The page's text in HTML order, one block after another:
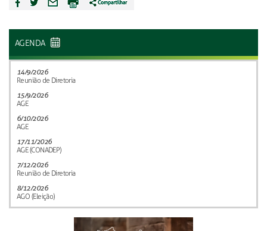
AGENDA
14/9/2026
Reunião de Diretoria
15/9/2026
AGE
6/10/2026
AGE
17/11/2026
AGE (CONADEP)
7/12/2026
Reunião de Diretoria
8/12/2026
AGO (Eleição)